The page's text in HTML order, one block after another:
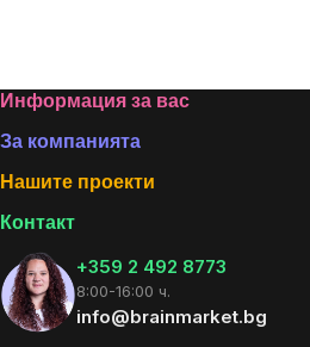
Footer
Информация за вас
За компанията
Нашите проекти
Контакт
+359 2 492 8773
8:00-16:00 ч.
info@brainmarket.bg